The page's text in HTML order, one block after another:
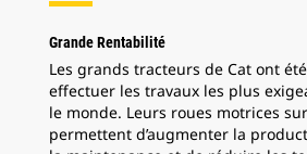
Grande Rentabilité
Les grands tracteurs de Cat ont
effectuer les travaux les plus
le monde. Leurs roues motrices
permettent d’augmenter la